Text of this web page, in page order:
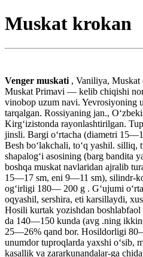
Muskat krokan
Venger muskati , Vaniliya, Muskat
Muskat Primavi — kelib chiqishi
vinobop uzum navi. Yevrosiyoning
tarqalgan. Rossiyaning jan.,
Kirgʻizistonda rayonlashtirilgan.
jinsli. Bargi oʻrtacha (diametri
Besh boʻlakchali, toʻq yashil. silliq,
shapalogʻi asosining (barg bandita
boshqa muskat navlaridan ajralib
15—17 sm, eni 9—11 sm), silindr-
ogʻirligi 180— 200 g . Gʻujumi
oqyashil, sershira, eti karsillaydi,
Hosili kurtak yozishdan
da 140—150 kunda (avg .ning
25—26% qand bor. Hosildorligi
unumdor tuproqlarda yaxshi oʻsib,
kasallik va zararkunandalar-ga